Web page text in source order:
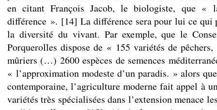
en citant François Jacob, le biologiste, que «
différence ». [14] La différence sera pour lui ce qui
la diversité du vivant. Par exemple, que le
Porquerolles dispose de « 155 variétés de
mûriers (…) 2600 espèces de semences
« l’approximation modeste d’un paradis. » alors
contemporaine, l’agriculture moderne fait appel à
variétés très spécialisées dans l’extension menace